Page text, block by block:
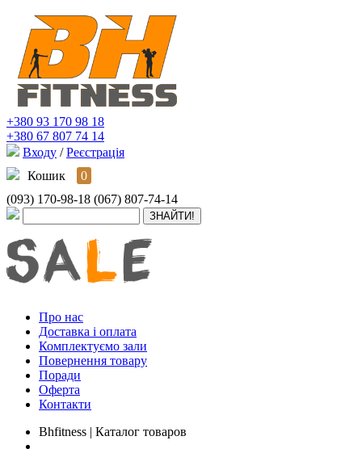
+380 93 170 98 18
+380 67 807 74 14
Входу / Реєстрація
Кошик
0
(093) 170-98-18 (067) 807-74-14
Про нас
Доставка і оплата
Комплектуємо зали
Повернення товару
Поради
Оферта
Контакти
Bhfitness | Каталог товаров